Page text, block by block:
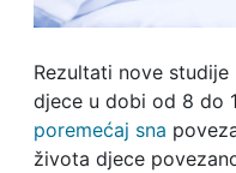
Rezultati nove
djece u dobi od 8 do
poremećaj sna
života djece